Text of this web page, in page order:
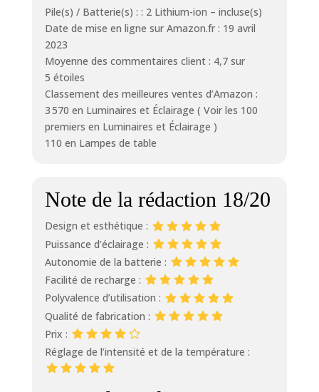
Pile(s) / Batterie(s) : : 2 Lithium-ion – incluse(s)
Date de mise en ligne sur Amazon.fr : 19 avril
2023
Moyenne des commentaires client : 4,7 sur
5 étoiles
Classement des meilleures ventes d’Amazon :
3 570 en Luminaires et Éclairage ( Voir les 100
premiers en Luminaires et Éclairage )
110 en Lampes de table
Note de la rédaction 18/20
Design et esthétique :
Puissance d’éclairage :
Autonomie de la batterie :
Facilité de recharge :
Polyvalence d’utilisation :
Qualité de fabrication :
Prix :
Réglage de l’intensité et de la température :